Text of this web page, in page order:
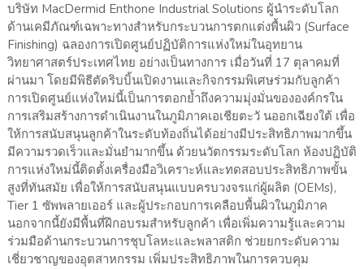
บริษัท MacDermid Enthone Industrial Solutions ผู้นำระดับโลก
ด้านเคมีภัณฑ์เฉพาะทางสำหรับกระบวนการตกแต่งพื้นผิว (Surface
Finishing) ฉลองการเปิดศูนย์ปฏิบัติการแห่งใหม่ในอุทยาน
วิทยาศาสตร์ประเทศไทย อย่างเป็นทางการ เมื่อวันที่ 17 ตุลาคมที่
ผ่านมา โดยมีพิธีตัดริบบิ้นเปิดงานและกิจกรรมพิเศษร่วมกับลูกค้า
การเปิดศูนย์แห่งใหม่นี้เป็นการตอกย้ำถึงความมุ่งมั่นขององค์กรใน
การเสริมสร้างการดำเนินงานในภูมิภาคเอเชียตะวั นออกเฉียงใต้ เพื่อ
ให้การสนับสนุนลูกค้าในระดับท้องถิ่นได้อย่างมีประสิทธิภาพมากขึ้น
มีความรวดเร็วและมั่นยำมากขึ้น ด้วยนวัตกรรมระดับโลก ห้องปฏิบัติ
การแห่งใหม่นี้ติดตั้งเครื่องมือวิเคราะห์และทดสอบประสิทธิภาพขั้น
สูงที่ทันสมัย เพื่อให้การสนับสนุนแบบครบวงจรแก่ผู้ผลิต (OEMs),
Tier 1 ซัพพลายเออร์ และผู้ประกอบการเคลือบพื้นผิวในภูมิภาค
นอกจากนี้ยังมีพื้นที่ฝึกอบรมสำหรับลูกค้า เพื่อเพิ่มความรู้และความ
ร่วมมือด้านกระบวนการชุบโลหะและพลาสติก ช่วยยกระดับความ
เชี่ยวชาญของอุตสาหกรรม เพิ่มประสิทธิภาพในการควบคุม